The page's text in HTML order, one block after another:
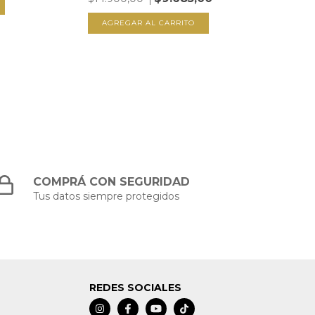
COMPRÁ CON SEGURIDAD
Tus datos siempre protegidos
REDES SOCIALES